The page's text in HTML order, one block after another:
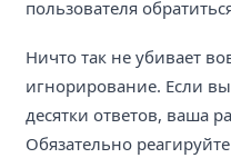
пользователя
Ничто так не убивает
игнорирование. Если
десятки ответов, ваша
Обязательно